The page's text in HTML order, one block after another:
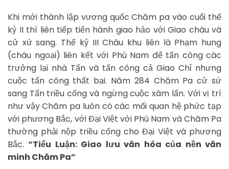
Khi mới thành lập vương quốc Chăm pa vào cuối thế
kỷ II thì liên tiếp tiến hành giao hảo với Giao châu và
cử xứ sang. Thế kỷ III Châu khu liên là Phạm hung
(cháu ngoại) liên kết với Phù Nam để tấn công các
trưởng lại nhà Tấn và tấn công cả Giao Chỉ nhưng
cuộc tấn công thất bại. Năm 284 Chăm Pa cử sứ
sang Tấn triều cống và ngừng cuộc xâm lấn. Với vị trí
như vậy Chăm pa luôn có các mối quan hệ phức tạp
với phương Bắc, với Đại Việt với Phù Nam và Chăm Pa
thường phải nộp triều cống cho Đại Việt và phương
Bắc.“Tiểu Luận: Giao lưu văn hóa của nền văn
minh Chăm Pa”